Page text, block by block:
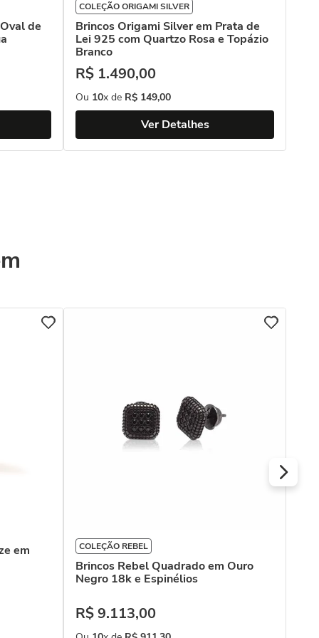
de
COLEÇÃO ORIGAMI SILVER
Brincos Origami Silver em Prata de
Lei 925 com Quartzo Rosa e Topázio
Branco
R$ 1.490,00
Ou 10x de R$ 149,00
Ver Detalhes
em
COLEÇÃO REBEL
Brincos Rebel Quadrado em Ouro
Negro 18k e Espinélios
R$9.113,00